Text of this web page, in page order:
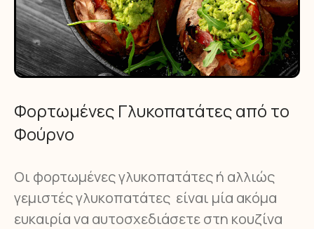
Φορτωμένες Γλυκοπατάτες από το
Φούρνο
Οι φορτωμένες γλυκοπατάτες ή αλλιώς
γεμιστές γλυκοπατάτες είναι μία ακόμα
ευκαιρία να αυτοσχεδιάσετε στη κουζίνα